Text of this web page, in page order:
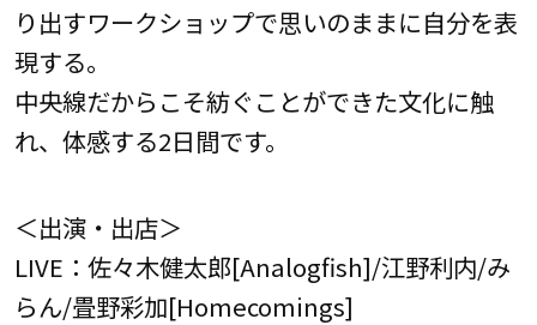
り出すワークショップで思いのままに自分を表
現する。
中央線だからこそ紡ぐことができた文化に触
れ、体感する2日間です。
＜出演・出店＞
LIVE：佐々木健太郎[Analogfish]/江野利内/み
らん/畳野彩加[Homecomings]